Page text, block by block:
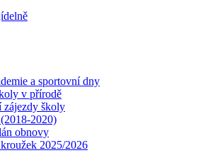
a sportovní dny
v přírodě
zájezdy školy
2020)
obnovy
2025/2026